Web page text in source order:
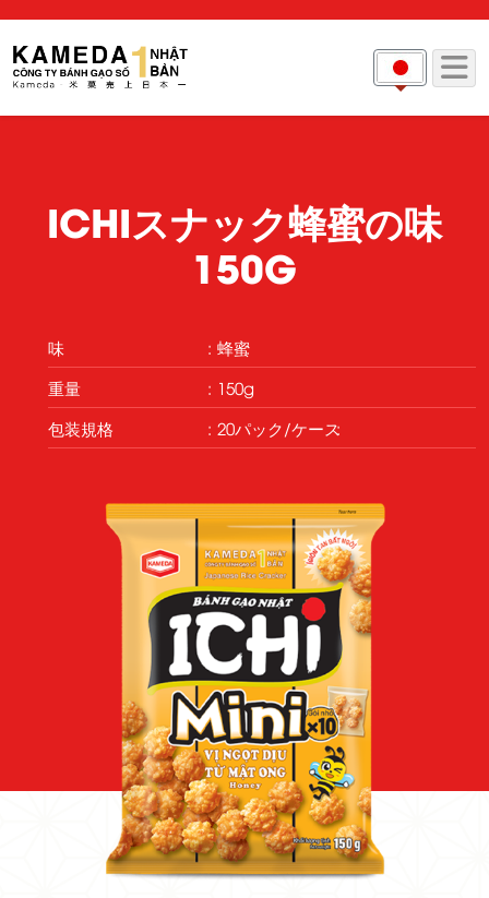
ICHIスナック蜂蜜の味
150G
味
蜂蜜
重量
150g
包装規格
20パック/ケース